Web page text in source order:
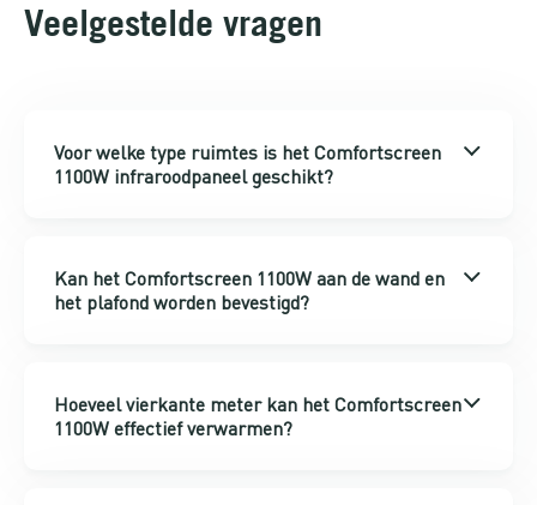
Veelgestelde vragen
Voor welke type ruimtes is het Comfortscreen
1100W infraroodpaneel geschikt?
Kan het Comfortscreen 1100W aan de wand en
het plafond worden bevestigd?
Hoeveel vierkante meter kan het Comfortscreen
1100W effectief verwarmen?